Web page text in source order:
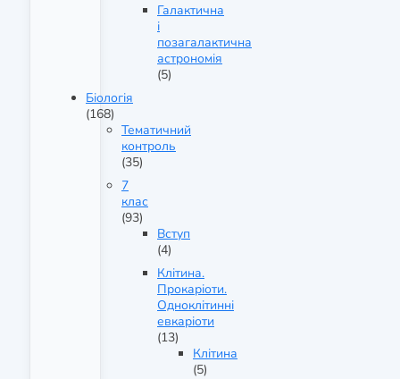
Галактична
і
позагалактична
астрономія
(5)
Біологія
(168)
Тематичний
контроль
(35)
7
клас
(93)
Вступ
(4)
Клітина.
Прокаріоти.
Одноклітинні
евкаріоти
(13)
Клітина
(5)